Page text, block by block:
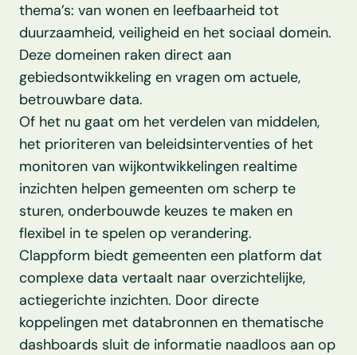
thema’s: van wonen en leefbaarheid tot
duurzaamheid, veiligheid en het sociaal domein.
Deze domeinen raken direct aan
gebiedsontwikkeling en vragen om actuele,
betrouwbare data.
Of het nu gaat om het verdelen van middelen,
het prioriteren van beleidsinterventies of het
monitoren van wijkontwikkelingen realtime
inzichten helpen gemeenten om scherp te
sturen, onderbouwde keuzes te maken en
flexibel in te spelen op verandering.
Clappform biedt gemeenten een platform dat
complexe data vertaalt naar overzichtelijke,
actiegerichte inzichten. Door directe
koppelingen met databronnen en thematische
dashboards sluit de informatie naadloos aan op